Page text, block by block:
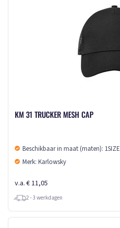
KM 31 TRUCKER MESH CAP
Beschikbaar in maat (maten): 1SIZE
Merk: Karlowsky
v.a. € 11,05
2 - 3 werkdagen